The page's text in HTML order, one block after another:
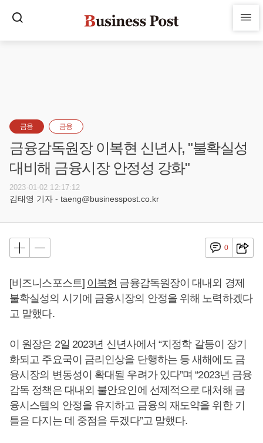
금융 금융
금융감독원장 이복현 신년사, "불확실성
대비해 금융시장 안정성 강화"
2023-01-02 12:17:12
김태영 기자 - taeng@businesspost.co.kr
0
[비즈니스포스트] 이복현 금융감독원장이 대내외 경제
불확실성의 시기에 금융시장의 안정을 위해 노력하겠다
고 말했다.
이 원장은 2일 2023년 신년사에서 “지정학 갈등이 장기
화되고 주요국이 금리인상을 단행하는 등 새해에도 금
융시장의 변동성이 확대될 우려가 있다”며 “2023년 금융
감독 정책은 대내외 불안요인에 선제적으로 대처해 금
융시스템의 안정을 유지하고 금융의 재도약을 위한 기
틀을 다지는 데 중점을 두겠다”고 말했다.